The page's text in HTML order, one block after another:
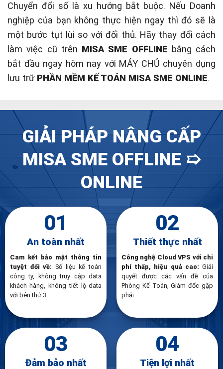
Chuyển đổi số là xu hướng bắt buộc. Nếu Doanh
nghiệp của bạn không thực hiện ngay thì đó sẽ là
một bước tụt lùi so với đối thủ. Hãy thay đổi cách
làm việc cũ trên MISA SME OFFLINE bằng cách
bắt đầu ngay hôm nay với MÁY CHỦ chuyên dụng
lưu trữ PHẦN MỀM KẾ TOÁN MISA SME ONLINE.
GIẢI PHÁP NÂNG CẤP
MISA SME OFFLINE ➯
ONLINE
01
An toàn nhất
Cam kết bảo mật thông tin
tuyệt đối về: Số liệu kế toán
công ty, không truy cập data
khách hàng,không tiết lộ data
với bên thứ 3.
02
Thiết thực nhất
Công nghệ Cloud VPS với chi
phí thấp, hiệu quả cao: Giải
quyết được các vấn đề của
Phòng Kế Toán, Giám đốc gặp
phải.
03
Đảm bảo nhất
04
Tiện lợi nhất